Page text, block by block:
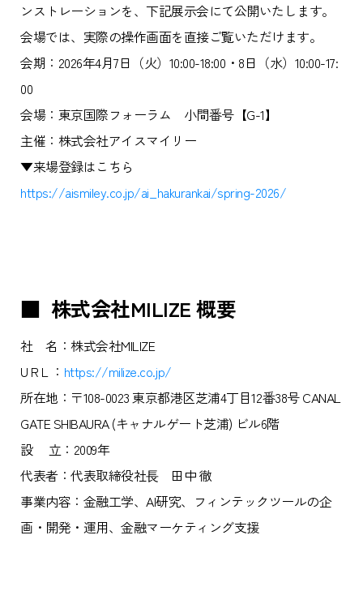
ンストレーションを、下記展示会にて公開いたします。
会場では、実際の操作画面を直接ご覧いただけます。
会期：2026年4月7日（火）10:00-18:00・8日（水）10:00-17:
00
会場：東京国際フォーラム 小間番号【G-1】
主催：株式会社アイスマイリー
▼来場登録はこちら
https://aismiley.co.jp/ai_hakurankai/spring-2026/
■ 株式会社MILIZE 概要
社 名：株式会社MILIZE
U R L ： https://milize.co.jp/
所在地：〒108-0023 東京都港区芝浦4丁目12番38号 CANAL
GATE SHIBAURA (キャナルゲート芝浦) ビル6階
設 立：2009年
代表者：代表取締役社⻑ 田中 徹
事業内容：金融工学、AI研究、フィンテックツールの企
画・開発・運用、金融マーケティング支援